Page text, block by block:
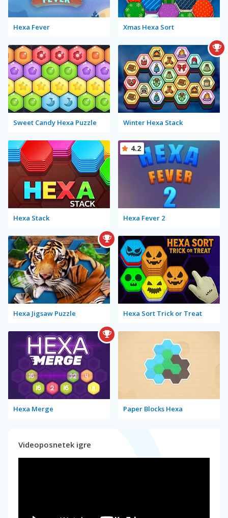
Hexa Fever Xmas Hexa Sort
Sweet Candy Hexa Puzzle Winter Hexa Stack
Hexa Stack Hexa Fever 2
4.2
Hexa Jigsaw Puzzle Hexa Sort Trick or Treat
Hexa Merge Paper Blocks Hexa
Videoposnetek igre